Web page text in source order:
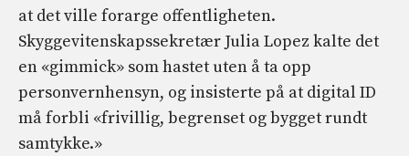
at det ville forarge offentligheten.
Skyggevitenskapssekretær Julia Lopez kalte det
en «gimmick» som hastet uten å ta opp
personvernhensyn, og insisterte på at digital ID
må forbli «frivillig, begrenset og bygget rundt
samtykke.»